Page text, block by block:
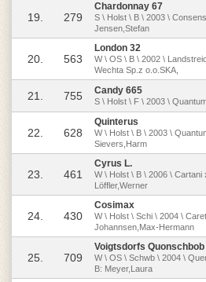
19. 279
Chardonnay 67
S \ Holst \ B \ 2003 \
Jensen,Stefan
20. 563
London 32
W \ OS \ B \ 2002 \
Wechta Sp.z o.o.SKA,
21. 755 Candy 665
S \ Holst \ F \ 2003 \
22. 628
Quinterus
W \ Holst \ B \ 2003 \
Sievers,Harm
23. 461
Cyrus L.
W \ Holst \ B \ 2006 \ Cartani
Löffler,Werner
24. 430
Cosimax
W \ Holst \ Schi \ 2004 \
Johannsen,Max-Hermann
25. 709
Voigtsdorfs Quonschbob
W \ OS \ Schwb \ 2004 \
B: Meyer,Laura